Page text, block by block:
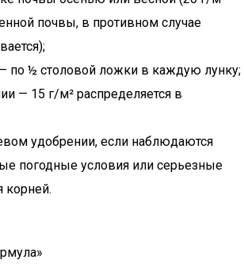
почвы, в противном случае
по ½ столовой ложки в каждую лунку;
— 15 г/м² распределяется в
удобрении, если наблюдаются
погодные условия или серьезные
корней.